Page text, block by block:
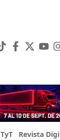
Revista